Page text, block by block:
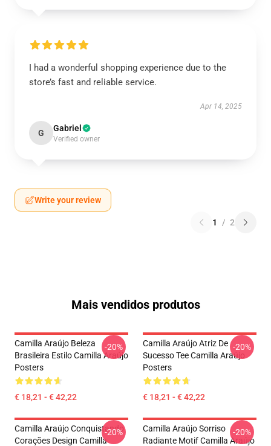
I had a wonderful shopping experience due to the
store’s fast and reliable service.
Apr 14, 2025
G Gabriel
Verified owner
Write your review
1 / 2
Mais vendidos produtos
Camilla Araújo Beleza
Brasileira Estilo Camilla Araújo
Posters
€ 18,21 - € 42,22
-20%
Camilla Araújo Atriz De
Sucesso Tee Camilla Araújo
Posters
€ 18,21 - € 42,22
-20%
Camilla Araújo Conquistando
Corações Design Camilla
-20%
Camilla Araújo Sorriso
Radiante Motif Camilla Araújo
-20%